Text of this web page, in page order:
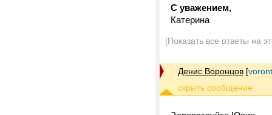
С уважением,
Катерина
[Показать все ответы на
Денис Воронцов [